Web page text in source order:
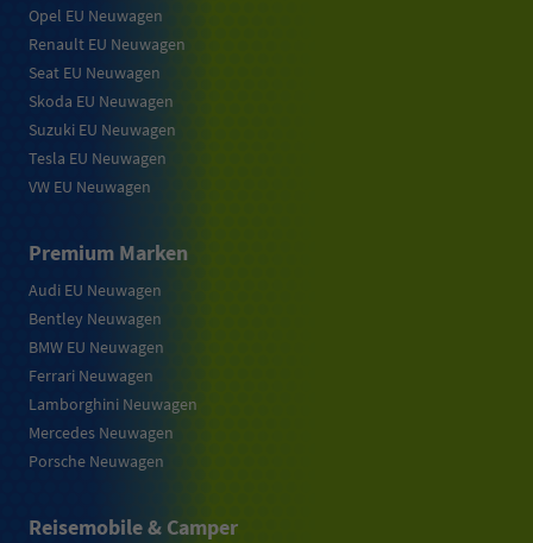
Opel EU Neuwagen
Renault EU Neuwagen
Seat EU Neuwagen
Skoda EU Neuwagen
Suzuki EU Neuwagen
Tesla EU Neuwagen
VW EU Neuwagen
Premium Marken
Audi EU Neuwagen
Bentley Neuwagen
BMW EU Neuwagen
Ferrari Neuwagen
Lamborghini Neuwagen
Mercedes Neuwagen
Porsche Neuwagen
Reisemobile & Camper